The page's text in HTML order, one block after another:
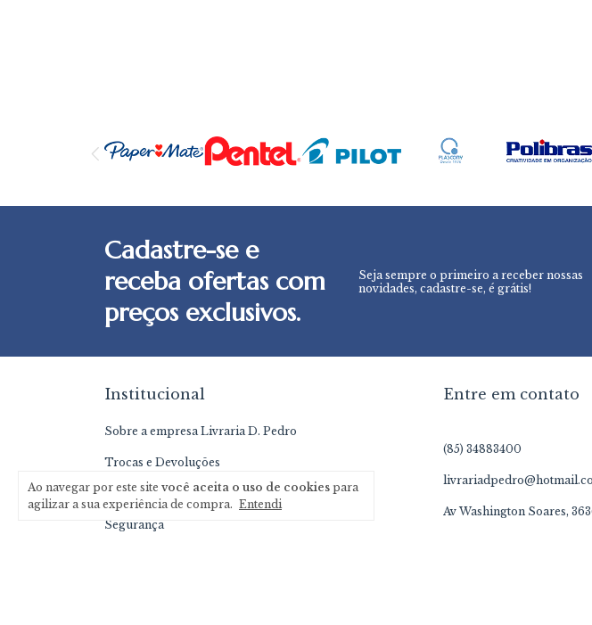
Ao navegar por este site você aceita o uso de cookies para
agilizar a sua experiência de compra. Entendi
Cadastre-se e
receba ofertas com
preços exclusivos.
Seja sempre o primeiro a receber nossas
novidades, cadastre-se, é grátis!
Institucional
Sobre a empresa Livraria D. Pedro
Trocas e Devoluções
Política de Privacidade
Segurança
Entre em contato
(85) 34883400
Av Washington Soares,